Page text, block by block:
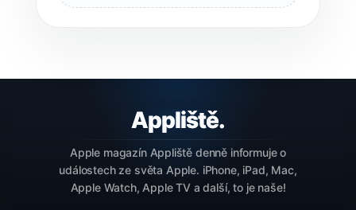
Apple magazín Appliště denně informuje o
událostech ze světa Apple. iPhone, iPad, Mac,
Apple Watch, Apple TV a další, to je naše!